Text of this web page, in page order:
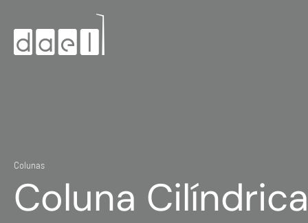
Colunas
Coluna Cilíndrica